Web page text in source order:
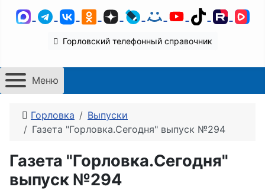
MAXTelegram
ВКонтакте
Одноклассники
ДзенLiveJournal
Мой Мир
YouTube
TikTok
Горловский телефонный справочник
Меню
Горловка
Выпуски
Газета "Горловка.Сегодня" выпуск №294
Газета "Горловка.Сегодня"
выпуск №294